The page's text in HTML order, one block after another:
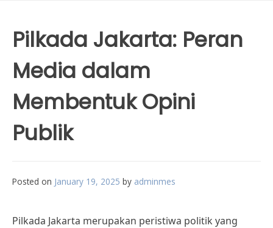
Pilkada Jakarta: Peran
Media dalam
Membentuk Opini
Publik
Posted on January 19, 2025 by adminmes
Pilkada Jakarta merupakan peristiwa politik yang